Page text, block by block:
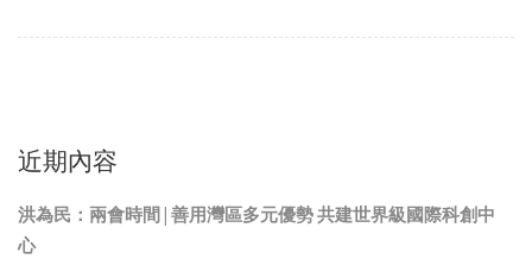
近期內容
洪為民：兩會時間 | 善用灣區多元優勢 共建世界級國際科創中
心